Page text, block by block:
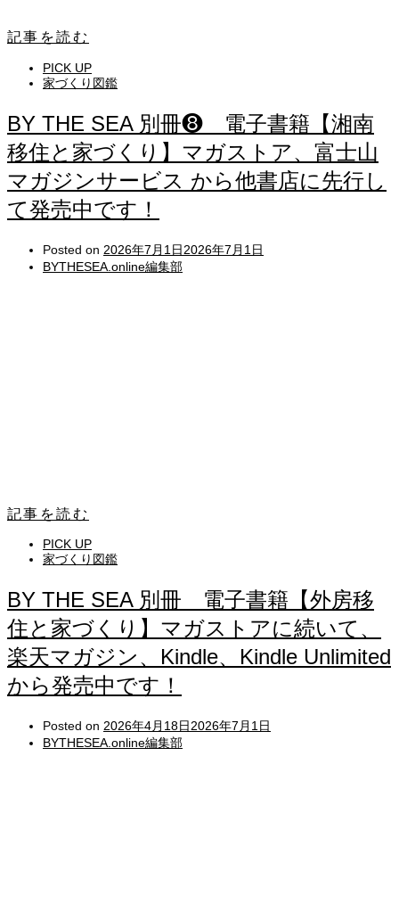
記事を読む
PICK UP
家づくり図鑑
BY THE SEA 別冊❽ 電子書籍【湘南
移住と家づくり】マガストア、富士山
マガジンサービス から他書店に先行し
て発売中です！
Posted on 2026年7月1日2026年7月1日
BYTHESEA.online編集部
記事を読む
PICK UP
家づくり図鑑
BY THE SEA 別冊 電子書籍【外房移
住と家づくり】マガストアに続いて、
楽天マガジン、Kindle、Kindle Unlimited
から発売中です！
Posted on 2026年4月18日2026年7月1日
BYTHESEA.online編集部